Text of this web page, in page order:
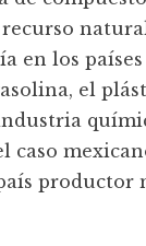
en los
el
caso